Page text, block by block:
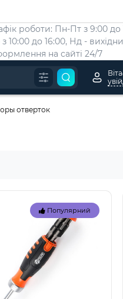
роботи: Пн-Пт з 9:00 до
10:00 до 16:00, Нд -
на сайтi 24/7
отверток
Популярний